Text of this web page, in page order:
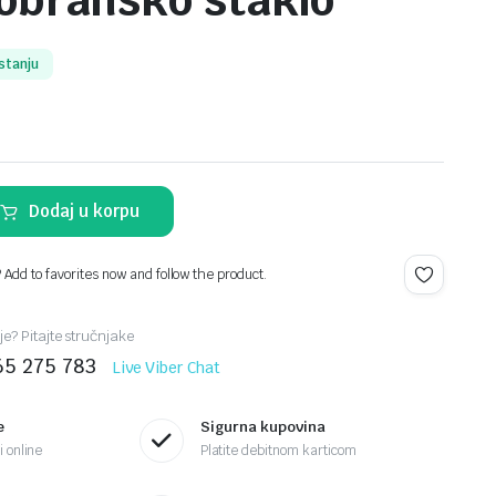
Dodaj u korpu
to favorites now and follow the product.
Pitajte stručnjake
275 783 Live Viber Chat
online
Sigurna kupovina
Platite debitnom karticom